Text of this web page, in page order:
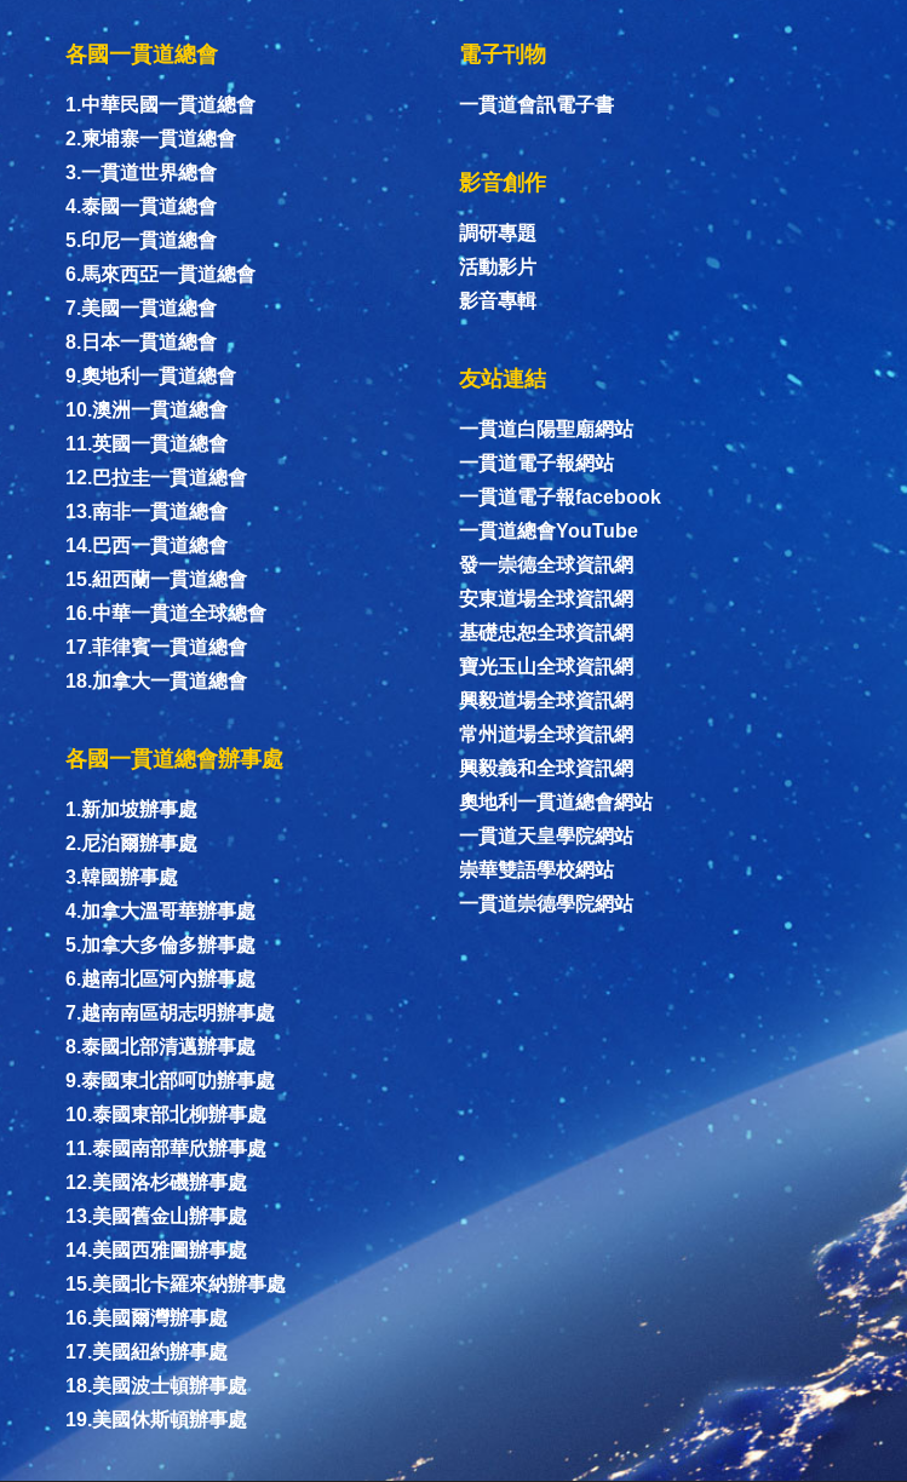
各國一貫道總會
1.中華民國一貫道總會
2.柬埔寨一貫道總會
3.一貫道世界總會
4.泰國一貫道總會
5.印尼一貫道總會
6.馬來西亞一貫道總會
7.美國一貫道總會
8.日本一貫道總會
9.奧地利一貫道總會
10.澳洲一貫道總會
11.英國一貫道總會
12.巴拉圭一貫道總會
13.南非一貫道總會
14.巴西一貫道總會
15.紐西蘭一貫道總會
16.中華一貫道全球總會
17.菲律賓一貫道總會
18.加拿大一貫道總會
各國一貫道總會辦事處
1.新加坡辦事處
2.尼泊爾辦事處
3.韓國辦事處
4.加拿大溫哥華辦事處
5.加拿大多倫多辦事處
6.越南北區河內辦事處
7.越南南區胡志明辦事處
8.泰國北部清邁辦事處
9.泰國東北部呵叻辦事處
10.泰國東部北柳辦事處
11.泰國南部華欣辦事處
12.美國洛杉磯辦事處
13.美國舊金山辦事處
14.美國西雅圖辦事處
15.美國北卡羅來納辦事處
16.美國爾灣辦事處
17.美國紐約辦事處
18.美國波士頓辦事處
19.美國休斯頓辦事處
電子刊物
一貫道會訊電子書
影音創作
調研專題
活動影片
影音專輯
友站連結
一貫道白陽聖廟網站
一貫道電子報網站
一貫道電子報facebook
一貫道總會YouTube
發一崇德全球資訊網
安東道場全球資訊網
基礎忠恕全球資訊網
寶光玉山全球資訊網
興毅道場全球資訊網
常州道場全球資訊網
興毅義和全球資訊網
奧地利一貫道總會網站
一貫道天皇學院網站
崇華雙語學校網站
一貫道崇德學院網站